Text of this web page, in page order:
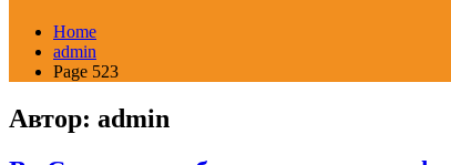
Home
admin
Page 523
Автор: admin